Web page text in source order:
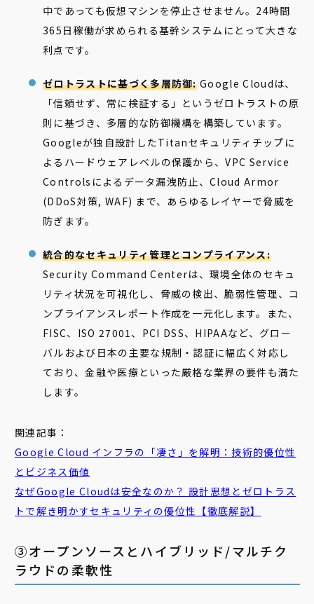
中であっても仮想マシンを停止させません。24時間
365日稼働が求められる基幹システムにとって大きな
利点です。
ゼロトラストに基づく多層防御:Google Cloudは、
「信頼せず、常に検証する」というゼロトラストの原
則に基づき、多層的な防御機構を構築しています。
Googleが独自設計したTitanセキュリティチップに
よるハードウェアレベルの保護から、VPC Service
Controlsによるデータ漏洩防止、Cloud Armor
(DDoS対策, WAF) まで、あらゆるレイヤーで脅威を
防ぎます。
統合的なセキュリティ管理とコンプライアンス:
Security Command Centerは、環境全体のセキュ
リティ状況を可視化し、脅威の検出、脆弱性管理、コ
ンプライアンスレポート作成を一元化します。また、
FISC、ISO 27001、PCI DSS、HIPAAなど、グロー
バルおよび日本の主要な規制・認証に幅広く対応し
ており、金融や医療といった厳格な業界の要件も満た
します。
関連記事：
Google Cloud インフラの「凄さ」を解明：技術的優位性
とビジネス価値
なぜGoogle Cloudは安全なのか？ 設計思想とゼロトラス
トで解き明かすセキュリティの優位性【徹底解説】
③オープンソースとハイブリッド/マルチク
ラウドの柔軟性